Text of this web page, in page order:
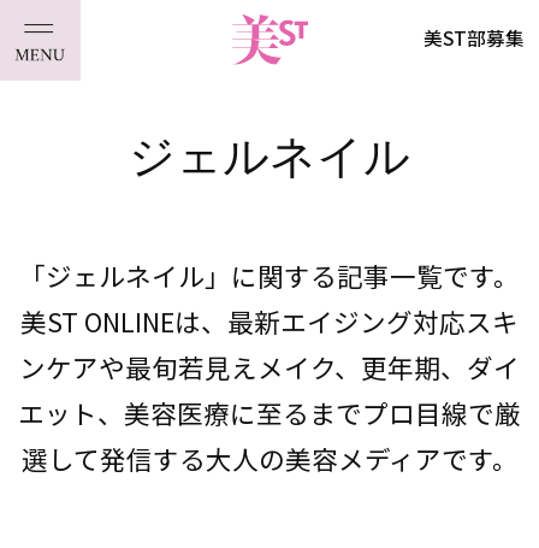
美ST部募集
ジェルネイル
「ジェルネイル」に関する記事一覧です。
美ST ONLINEは、最新エイジング対応スキ
ンケアや最旬若見えメイク、更年期、ダイ
エット、美容医療に至るまでプロ目線で厳
選して発信する大人の美容メディアです。